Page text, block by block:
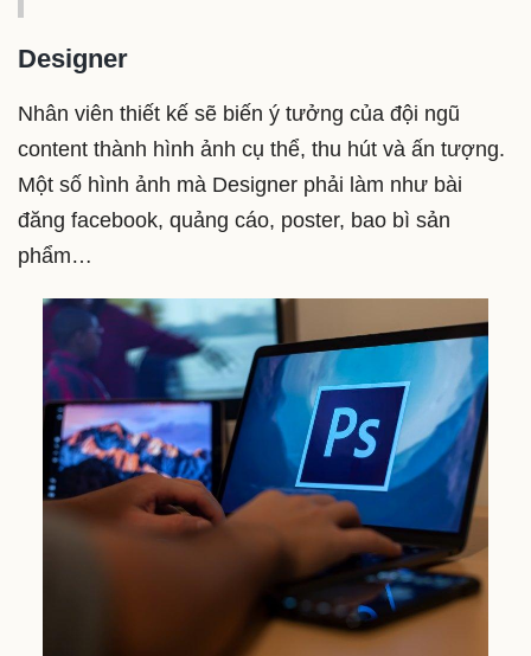
Designer
Nhân viên thiết kế sẽ biến ý tưởng của đội ngũ
content thành hình ảnh cụ thể, thu hút và ấn tượng.
Một số hình ảnh mà Designer phải làm như bài
đăng facebook, quảng cáo, poster, bao bì sản
phẩm…